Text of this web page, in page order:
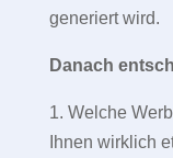
generiert wird.
Danach
1. Welche
Ihnen wirklich